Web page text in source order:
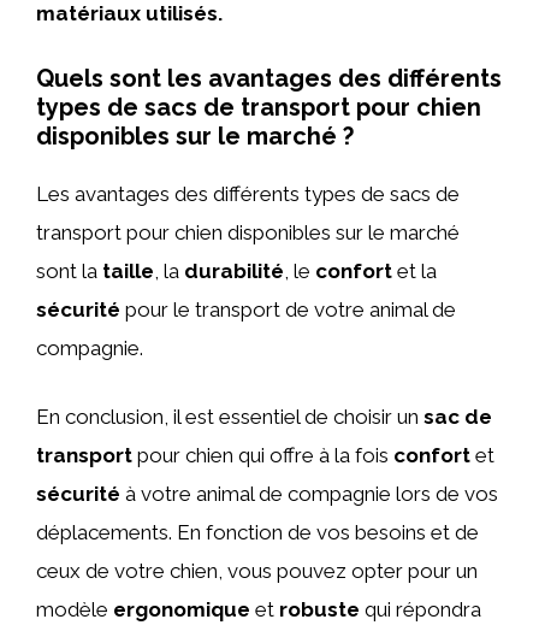
matériaux utilisés.
Quels sont les avantages des différents
types de sacs de transport pour chien
disponibles sur le marché ?
Les avantages des différents types de sacs de
transport pour chien disponibles sur le marché
sont la taille , la durabilité , le confort et la
sécurité pour le transport de votre animal de
compagnie.
En conclusion, il est essentiel de choisir un sac de
transport pour chien qui offre à la fois confort et
sécurité à votre animal de compagnie lors de vos
déplacements. En fonction de vos besoins et de
ceux de votre chien, vous pouvez opter pour un
modèle ergonomique et robuste qui répondra